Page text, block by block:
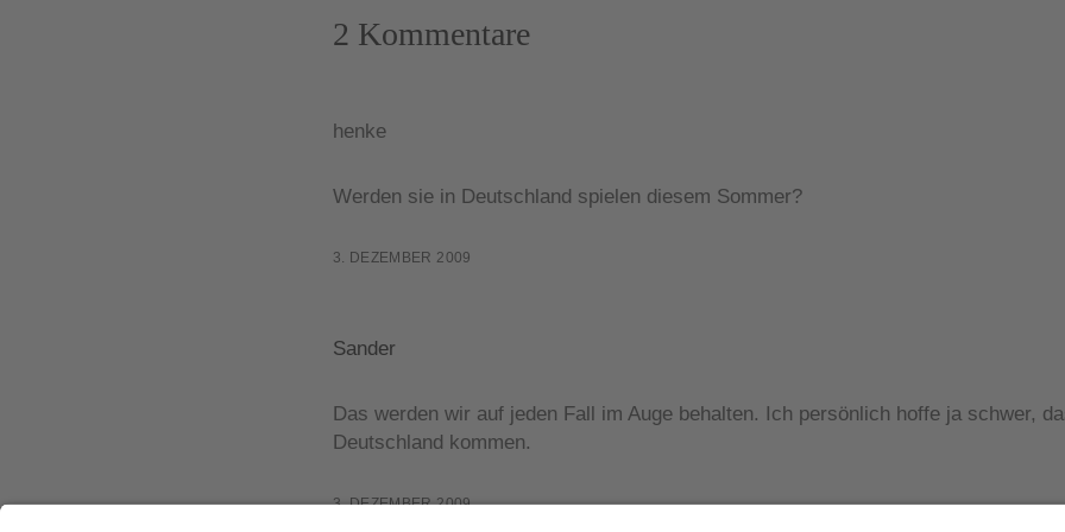
2 Kommentare
henke
Werden sie in Deutschland spielen diesem Sommer?
3. DEZEMBER 2009
Sander
Das werden wir auf jeden Fall im Auge behalten. Ich persönlich hoffe ja schwer,
Deutschland kommen.
3. DEZEMBER 2009